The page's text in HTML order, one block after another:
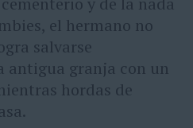
el hermano no
salvarse
antigua granja con un
hordas de